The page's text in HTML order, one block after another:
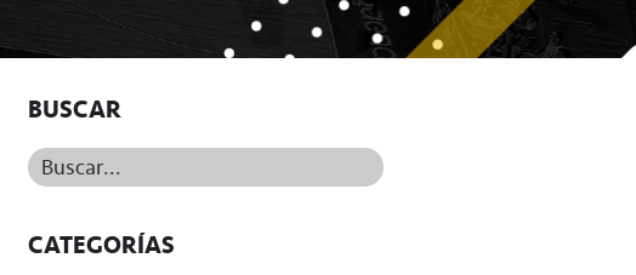
BUSCAR
Buscar...
CATEGORÍAS